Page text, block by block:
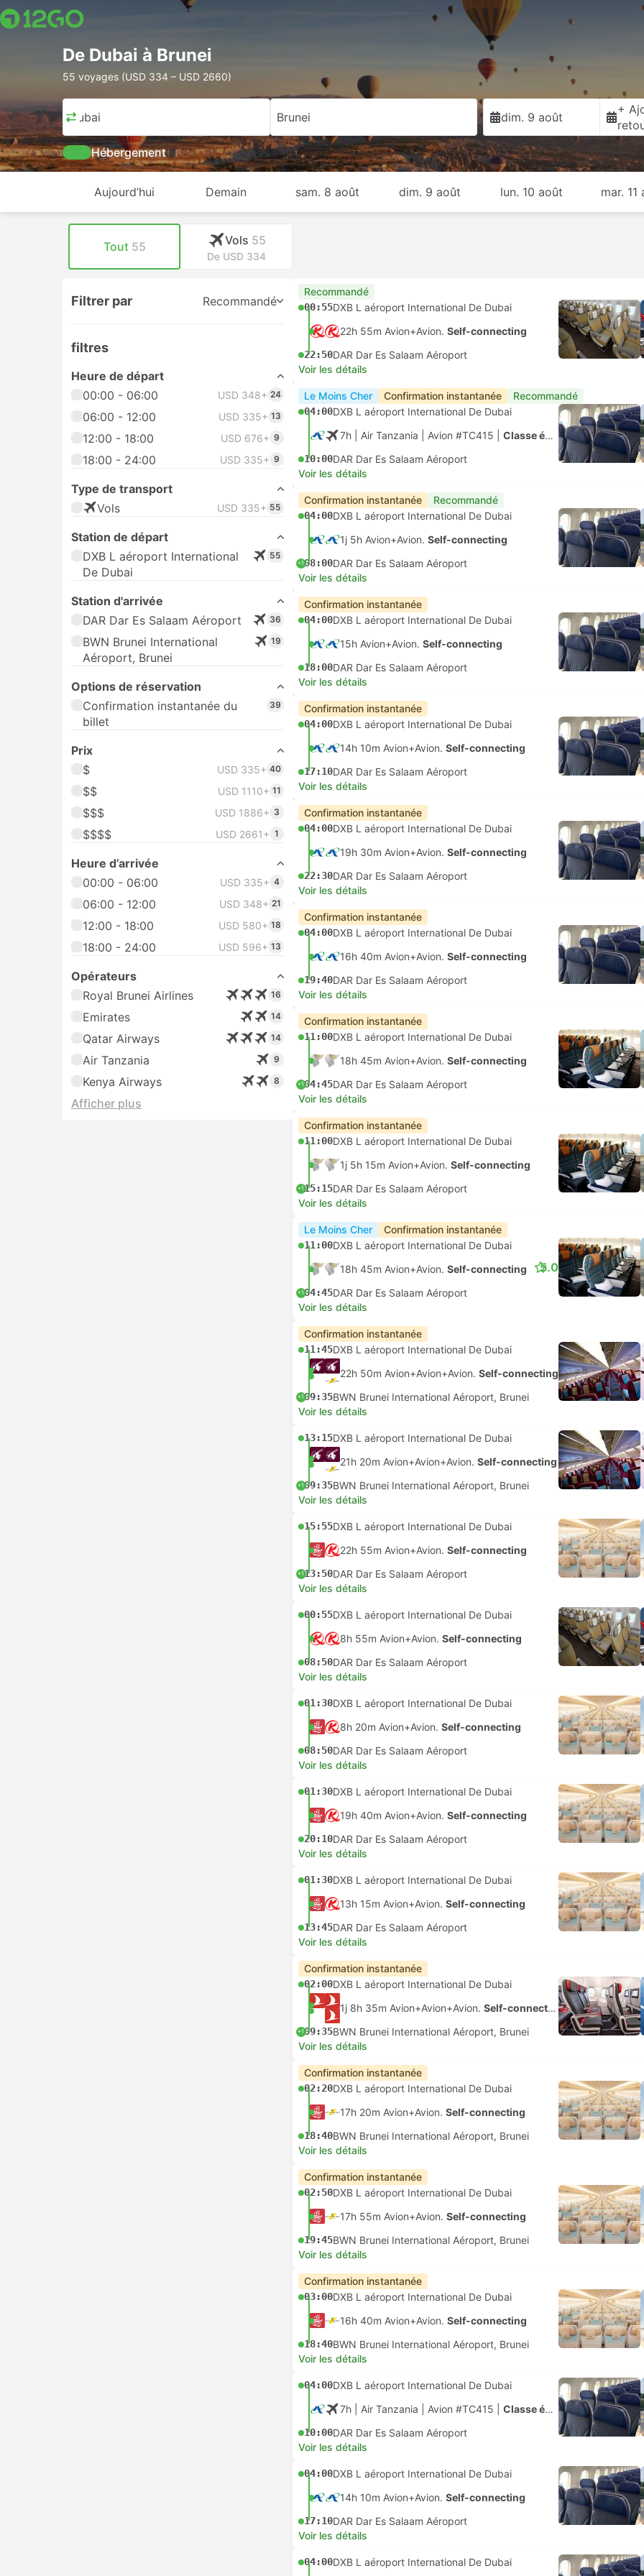
De Dubai à Brunei
55 voyages (USD 334 – USD 2660)
Dubai Brunei dim. 9 août
+
Hébergement
Aujourd’hui Demain sam. 8 août dim. 9 août lun. 10 août mar. 11
Tout 55 Vols 55
De USD 334
Filtrer par Recommandé
filtres
Heure de départ
00:00 - 06:00
USD 348+ 24
06:00 - 12:00 USD 335+ 13
12:00 - 18:00 USD 676+ 9
18:00 - 24:00 USD 335+ 9
Type de transport
Vols
USD 335+ 55
Station de départ
DXB L aéroport International
De Dubai
55
Station d'arrivée
DAR Dar Es Salaam Aéroport
36
BWN Brunei International
Aéroport, Brunei
19
Options de réservation
Confirmation instantanée du
billet
39
Prix
$
USD 335+ 40
$$ USD 1110+ 11
$$$ USD 1886+ 3
$$$$ USD 2661+ 1
Heure d’arrivée
00:00 - 06:00
USD 335+ 4
06:00 - 12:00 USD 348+ 21
12:00 - 18:00 USD 580+ 18
18:00 - 24:00 USD 596+ 13
Opérateurs
Royal Brunei Airlines
16
Emirates 14
Qatar Airways 14
Air Tanzania 9
Kenya Airways 8
Afficher plus
Recommandé
00:55DXB L aéroport International De Dubai
22h 55m Avion+Avion. Self-connecting
22:50DAR Dar Es Salaam Aéroport
Voir les détails
Le Moins Cher Confirmation instantanée Recommandé
04:00DXB L aéroport International De Dubai
7h | Air Tanzania Avion #TC415 Classe économique
10:00DAR Dar Es Salaam Aéroport
Voir les détails
Confirmation instantanée Recommandé
04:00DXB L aéroport International De Dubai
1j 5h Avion+Avion. Self-connecting
+108:00DAR Dar Es Salaam Aéroport
Voir les détails
Confirmation instantanée
04:00DXB L aéroport International De Dubai
15h Avion+Avion. Self-connecting
18:00DAR Dar Es Salaam Aéroport
Voir les détails
Confirmation instantanée
04:00DXB L aéroport International De Dubai
14h 10m Avion+Avion. Self-connecting
17:10DAR Dar Es Salaam Aéroport
Voir les détails
Confirmation instantanée
04:00DXB L aéroport International De Dubai
19h 30m Avion+Avion. Self-connecting
22:30DAR Dar Es Salaam Aéroport
Voir les détails
Confirmation instantanée
04:00DXB L aéroport International De Dubai
16h 40m Avion+Avion. Self-connecting
19:40DAR Dar Es Salaam Aéroport
Voir les détails
Confirmation instantanée
11:00DXB L aéroport International De Dubai
18h 45m Avion+Avion. Self-connecting
+104:45DAR Dar Es Salaam Aéroport
Voir les détails
Confirmation instantanée
11:00DXB L aéroport International De Dubai
1j 5h 15m Avion+Avion. Self-connecting
+115:15DAR Dar Es Salaam Aéroport
Voir les détails
Le Moins Cher Confirmation instantanée
11:00DXB L aéroport International De Dubai
18h 45m Avion+Avion. Self-connecting
+104:45DAR Dar Es Salaam Aéroport
5.0
Voir les détails
Confirmation instantanée
11:45DXB L aéroport International De Dubai
22h 50m Avion+Avion+Avion. Self-connecting
+109:35BWN Brunei International Aéroport, Brunei
Voir les détails
13:15DXB L aéroport International De Dubai
21h 20m Avion+Avion+Avion. Self-connecting
+109:35BWN Brunei International Aéroport, Brunei
Voir les détails
15:55DXB L aéroport International De Dubai
22h 55m Avion+Avion. Self-connecting
+113:50DAR Dar Es Salaam Aéroport
Voir les détails
00:55DXB L aéroport International De Dubai
8h 55m Avion+Avion. Self-connecting
08:50DAR Dar Es Salaam Aéroport
Voir les détails
01:30DXB L aéroport International De Dubai
8h 20m Avion+Avion. Self-connecting
08:50DAR Dar Es Salaam Aéroport
Voir les détails
01:30DXB L aéroport International De Dubai
19h 40m Avion+Avion. Self-connecting
20:10DAR Dar Es Salaam Aéroport
Voir les détails
01:30DXB L aéroport International De Dubai
13h 15m Avion+Avion. Self-connecting
13:45DAR Dar Es Salaam Aéroport
Voir les détails
Confirmation instantanée
02:00DXB L aéroport International De Dubai
1j 8h 35m Avion+Avion+Avion. Self-connecting
+109:35BWN Brunei International Aéroport, Brunei
Voir les détails
Confirmation instantanée
02:20DXB L aéroport International De Dubai
17h 20m Avion+Avion. Self-connecting
18:40BWN Brunei International Aéroport, Brunei
Voir les détails
Confirmation instantanée
02:50DXB L aéroport International De Dubai
17h 55m Avion+Avion. Self-connecting
19:45BWN Brunei International Aéroport, Brunei
Voir les détails
Confirmation instantanée
03:00DXB L aéroport International De Dubai
16h 40m Avion+Avion. Self-connecting
18:40BWN Brunei International Aéroport, Brunei
Voir les détails
04:00DXB L aéroport International De Dubai
7h | Air Tanzania Avion #TC415 Classe économique
10:00DAR Dar Es Salaam Aéroport
Voir les détails
04:00DXB L aéroport International De Dubai
14h 10m Avion+Avion. Self-connecting
17:10DAR Dar Es Salaam Aéroport
Voir les détails
04:00DXB L aéroport International De Dubai